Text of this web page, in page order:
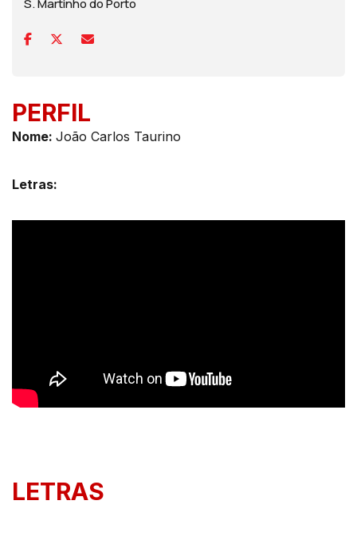
S. Martinho do Porto
PERFIL
Nome: João Carlos Taurino
Letras:
LETRAS